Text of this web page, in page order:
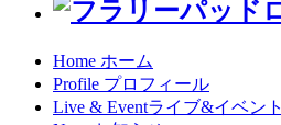
Home ホーム
Profile プロフィール
Live & Eventライブ&イベント